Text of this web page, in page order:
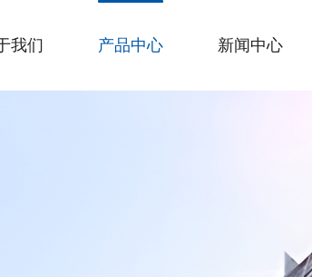
我们 产品中心 新闻中心